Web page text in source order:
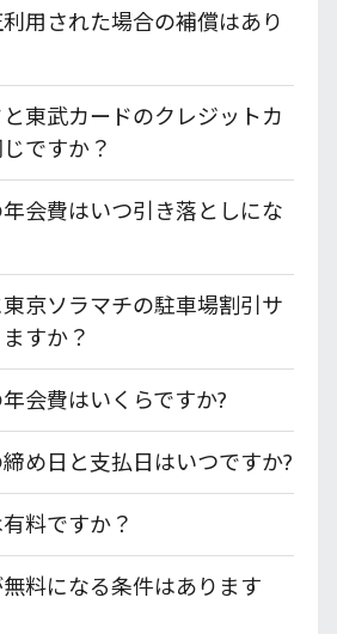
更新されますか？
要な対応はありますか？
使用できますか？
可能ですか？
を紛失した・盗難に遭った
えてください。
リで登録できないです。
用された場合の補償はあり
東武カードのクレジットカ
ですか？
会費はいつ引き落としにな
京ソラマチの駐車場割引サ
すか？
会費はいくらですか?
め日と支払日はいつですか?
料ですか？
料になる条件はあります